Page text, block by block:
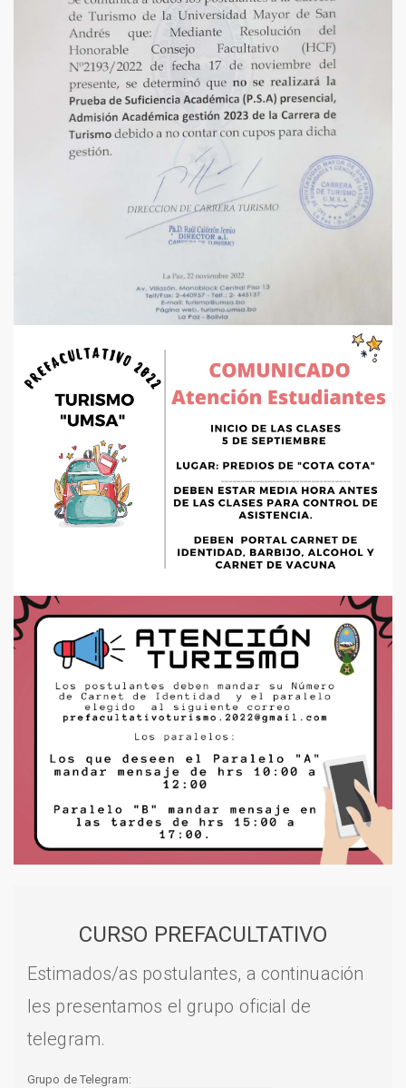
CURSO PREFACULTATIVO
Estimados/as postulantes, a continuación
les presentamos el grupo oficial de
telegram.
Grupo de Telegram: